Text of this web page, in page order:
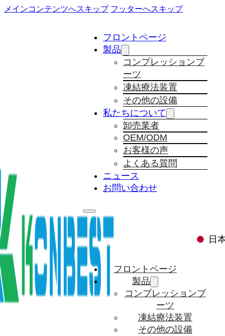
メインコンテンツへスキップ フッターへスキップ
フロントページ
製品
コンプレッションブ
ーツ
凍結療法装置
その他の設備
私たちについて
卸売業者
OEM/ODM
お客様の声
よくある質問
ニュース
お問い合わせ
フロントページ
製品
コンプレッションブ
ーツ
凍結療法装置
その他の設備
日